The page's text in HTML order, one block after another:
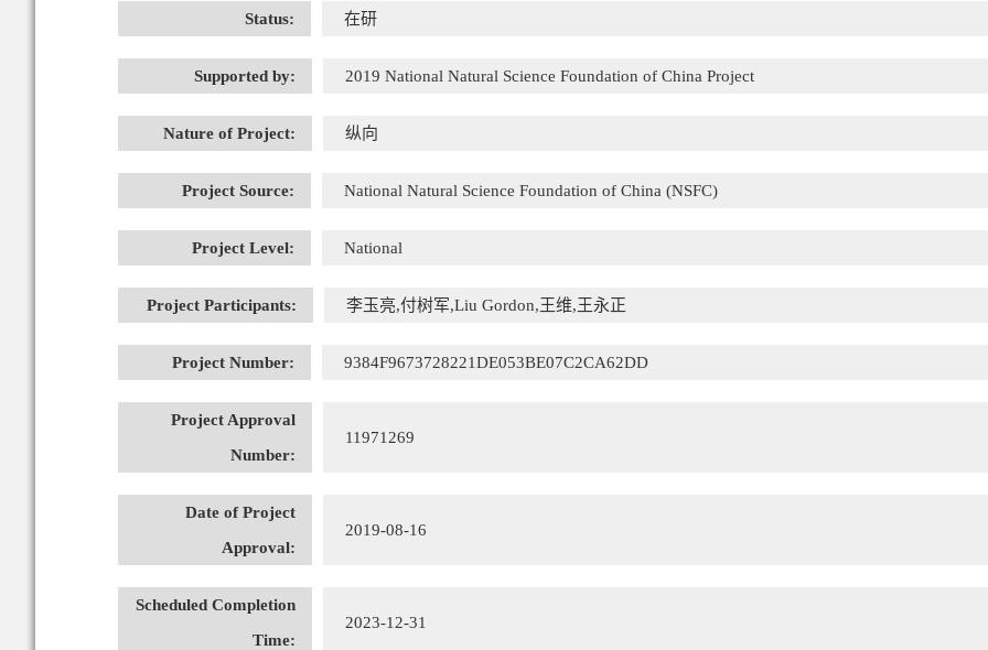
Status: 在研
Supported by: 2019 National Natural Science Foundation of China Project
Nature of Project: 纵向
Project Source: National Natural Science Foundation of China (NSFC)
Project Level: National
Project Participants: 李玉亮,付树军,Liu Gordon,王维,王永正
Project Number: 9384F9673728221DE053BE07C2CA62DD
Project Approval
Number:
11971269
Date of Project
Approval:
2019-08-16
Scheduled Completion
Time:
2023-12-31